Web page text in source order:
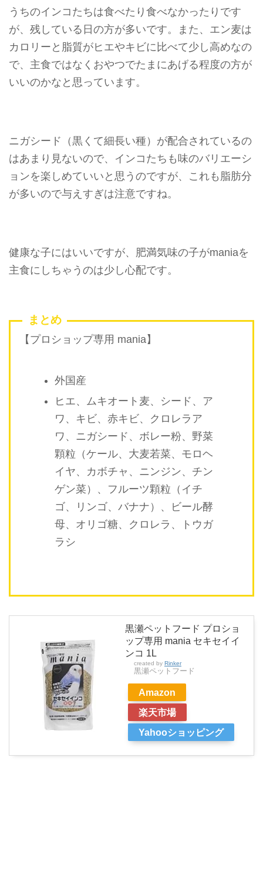
うちのインコたちは食べたり食べなかったりです
が、残している日の方が多いです。また、エン麦は
カロリーと脂質がヒエやキビに比べて少し高めなの
で、主食ではなくおやつでたまにあげる程度の方が
いいのかなと思っています。
ニガシード （黒くて細長い種）が配合されているの
はあまり見ないので、インコたちも味のバリエーシ
ョンを楽しめていいと思うのですが、これも脂肪分
が多いので与えすぎは注意ですね。
健康な子にはいいですが、肥満気味の子がmaniaを
主食にしちゃうのは少し心配です。
まとめ
【プロショップ専用 mania】
外国産
ヒエ、ムキオート麦、シード、ア
ワ、キビ、赤キビ、クロレラア
ワ、ニガシード、ボレー粉、野菜
顆粒（ケール、大麦若菜、モロヘ
イヤ、カボチャ、ニンジン、チン
ゲン菜）、フルーツ顆粒（イチ
ゴ、リンゴ、バナナ）、ビール酵
母、オリゴ糖、クロレラ、トウガ
ラシ
黒瀬ペットフード プロショ
ップ専用 mania セキセイイ
ンコ 1L
created by Rinker
黒瀬ペットフード
Amazon
楽天市場
Yahooショッピング